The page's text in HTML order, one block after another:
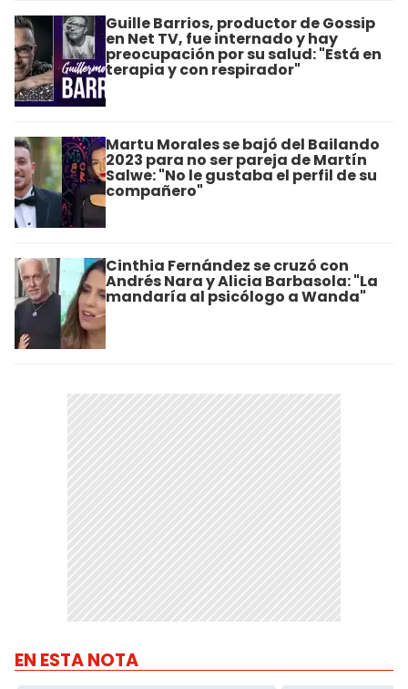
Guille Barrios, productor de Gossip
en Net TV, fue internado y hay
preocupación por su salud: "Está en
terapia y con respirador"
Martu Morales se bajó del Bailando
2023 para no ser pareja de Martín
Salwe: "No le gustaba el perfil de su
compañero"
Cinthia Fernández se cruzó con
Andrés Nara y Alicia Barbasola: "La
mandaría al psicólogo a Wanda"
EN ESTA NOTA